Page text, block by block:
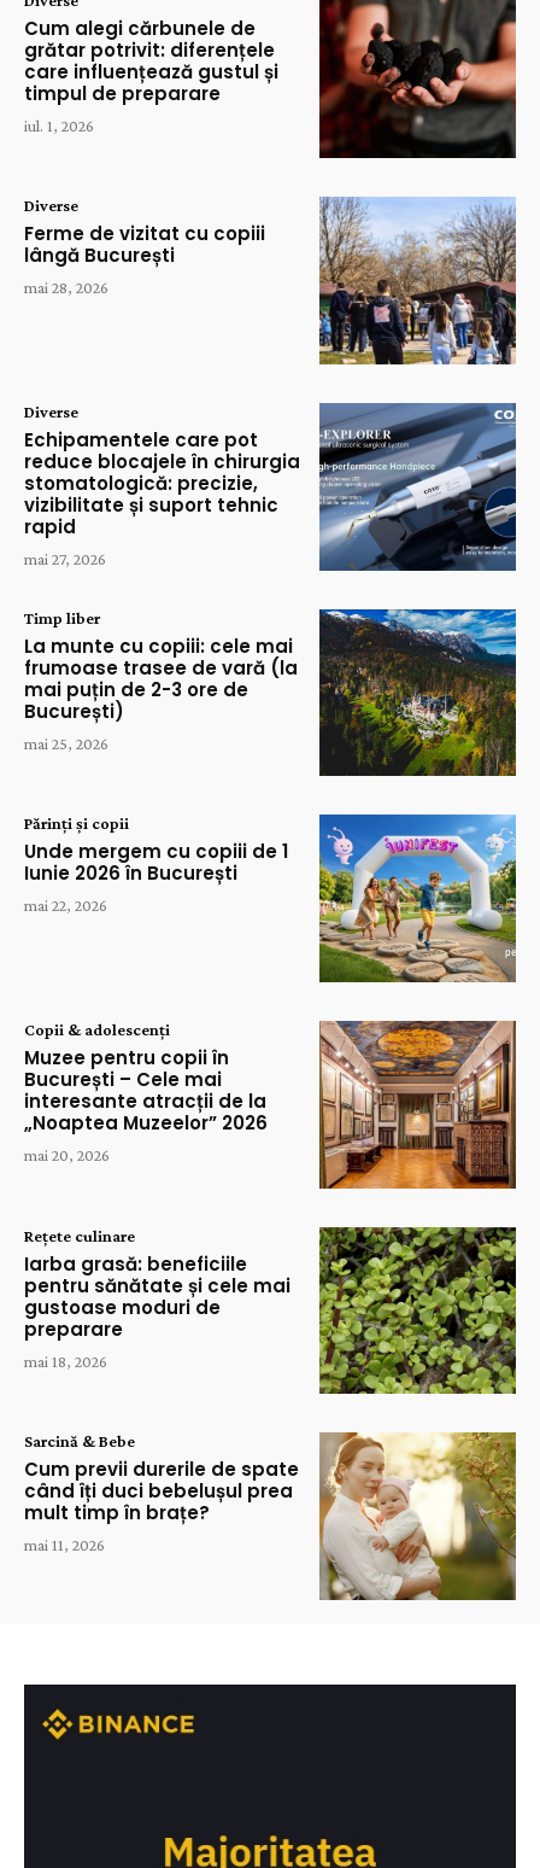
Cum alegi cărbunele de
grătar potrivit: diferențele
care influențează gustul și
timpul de preparare
iul. 1, 2026
Diverse
Ferme de vizitat cu copiii
lângă București
mai 28, 2026
Diverse
Echipamentele care pot
reduce blocajele în chirurgia
stomatologică: precizie,
vizibilitate și suport tehnic
rapid
mai 27, 2026
Timp liber
La munte cu copiii: cele mai
frumoase trasee de vară (la
mai puțin de 2-3 ore de
București)
mai 25, 2026
Părinți și copii
Unde mergem cu copiii de 1
Iunie 2026 în București
mai 22, 2026
Copii & adolescenți
Muzee pentru copii în
București – Cele mai
interesante atracții de la
„Noaptea Muzeelor” 2026
mai 20, 2026
Rețete culinare
Iarba grasă: beneficiile
pentru sănătate și cele mai
gustoase moduri de
preparare
mai 18, 2026
Sarcină & Bebe
Cum previi durerile de spate
când îți duci bebelușul prea
mult timp în brațe?
mai 11, 2026